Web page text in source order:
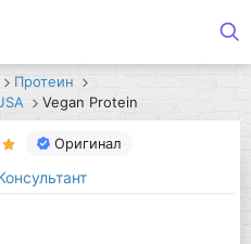
Протеин
Vegan Protein
Оригинал